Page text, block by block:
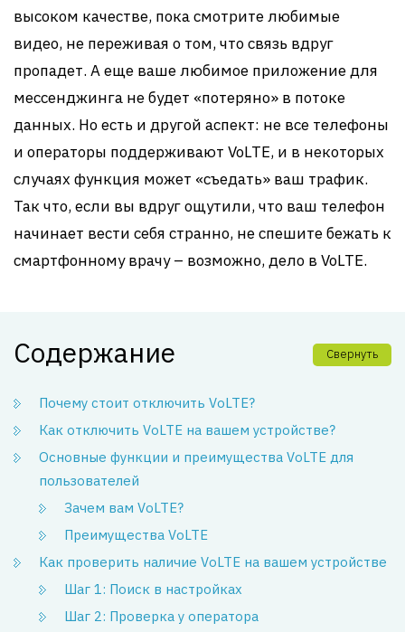
высоком качестве, пока смотрите любимые
видео, не переживая о том, что связь вдруг
пропадет. А еще ваше любимое приложение для
мессенджинга не будет «потеряно» в потоке
данных. Но есть и другой аспект: не все телефоны
и операторы поддерживают VoLTE, и в некоторых
случаях функция может «съедать» ваш трафик.
Так что, если вы вдруг ощутили, что ваш телефон
начинает вести себя странно, не спешите бежать к
смартфонному врачу – возможно, дело в VoLTE.
Содержание Свернуть
Почему стоит отключить VoLTE?
Как отключить VoLTE на вашем устройстве?
Основные функции и преимущества VoLTE для
пользователей
Зачем вам VoLTE?
Преимущества VoLTE
Как проверить наличие VoLTE на вашем устройстве
Шаг 1: Поиск в настройках
Шаг 2: Проверка у оператора